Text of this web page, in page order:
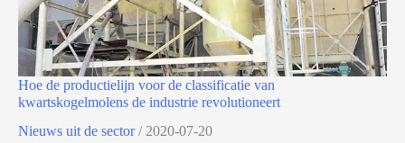
Hoe de productielijn voor de classificatie van
kwartskogelmolens de industrie revolutioneert
Nieuws uit de sector/ 2020-07-20